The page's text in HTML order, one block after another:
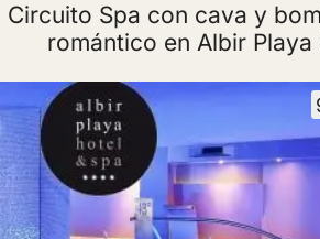
Circuito Spa con cava y
romántico en Albir Playa